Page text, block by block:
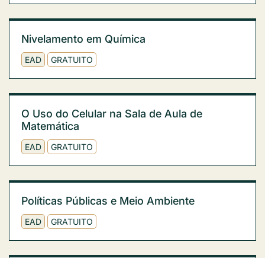
Nivelamento em Química
EAD GRATUITO
O Uso do Celular na Sala de Aula de
Matemática
EAD GRATUITO
Políticas Públicas e Meio Ambiente
EAD GRATUITO